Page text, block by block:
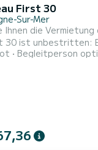
First 30
Sur-Mer
Ihnen die
30 ist unbestritten:
à la voile. Bekannt
Begleitperson